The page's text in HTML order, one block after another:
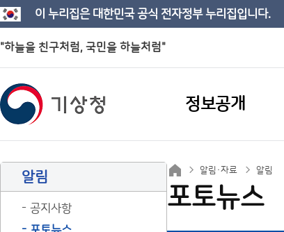
이 누리집은 대한민국 공식 전자정부 누리집입니다.
"하늘을 친구처럼, 국민을 하늘처럼"
정보공개
알림
공지사항
알림·자료 알림
포토뉴스